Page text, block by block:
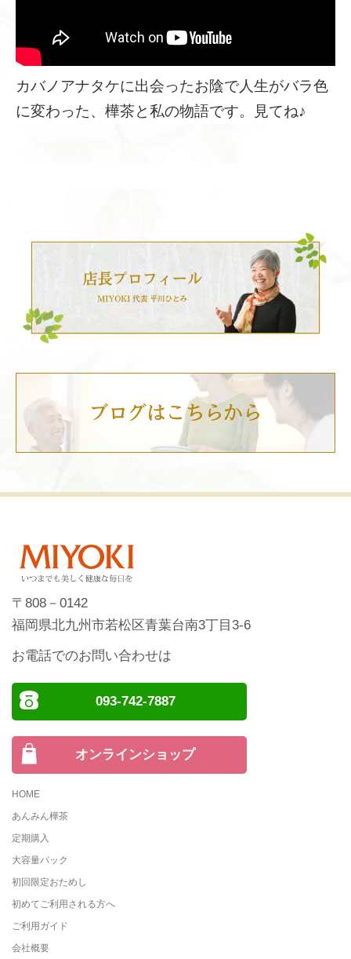
カバノアナタケに出会ったお陰で人生がバラ色
に変わった、樺茶と私の物語です。見てね♪
〒808－0142
福岡県北九州市若松区青葉台南3丁目3-6
お電話でのお問い合わせは
093-742-7887
オンラインショップ
HOME
あんみん樺茶
定期購入
大容量パック
初回限定おためし
初めてご利用される方へ
ご利用ガイド
会社概要